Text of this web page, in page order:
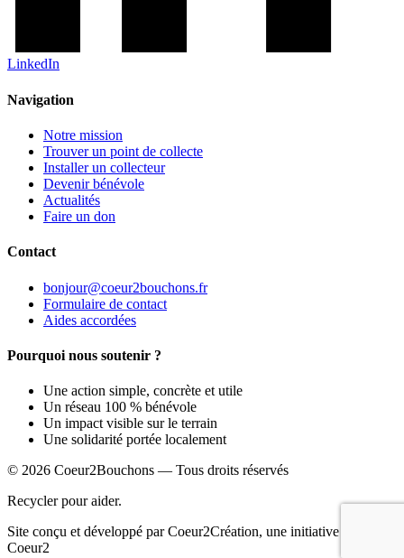
LinkedIn
Navigation
Notre mission
Trouver un point de collecte
Installer un collecteur
Devenir bénévole
Actualités
Faire un don
Contact
bonjour@coeur2bouchons.fr
Formulaire de contact
Aides accordées
Pourquoi nous soutenir ?
Une action simple, concrète et utile
Un réseau 100 % bénévole
Un impact visible sur le terrain
Une solidarité portée localement
© 2026 Coeur2Bouchons — Tous droits réservés
Recycler pour aider.
Site conçu et développé par Coeur2Création, une initiative du réseau
Coeur2